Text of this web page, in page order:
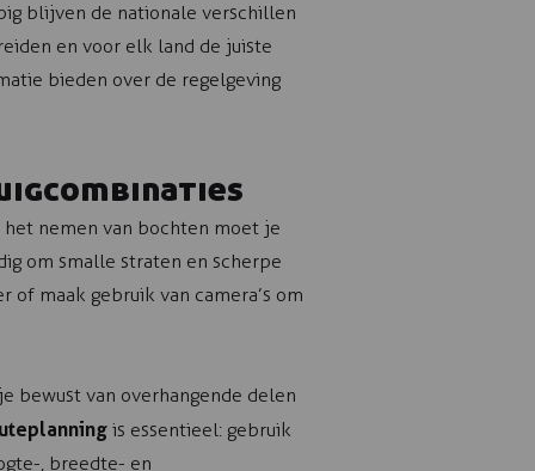
blijven de nationale verschillen
en voor elk land de juiste
bieden over de regelgeving
nemen van bochten moet je
om smalle straten en scherpe
maak gebruik van camera’s om
bewust van overhangende delen
is essentieel: gebruik
, breedte- en